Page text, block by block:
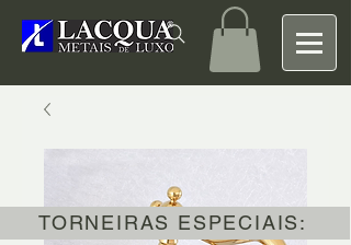
TORNEIRAS ESPECIAIS: